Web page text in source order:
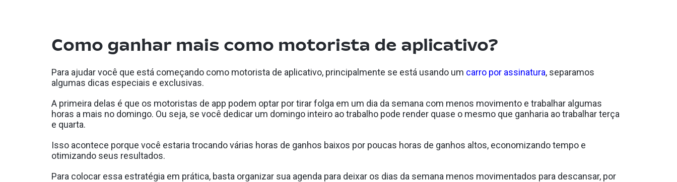
Como ganhar mais como motorista de aplicativo?
Para ajudar você que está começando como motorista de aplicativo, principalmente se está usando um carro por assinatura, separamos
algumas dicas especiais e exclusivas.
A primeira delas é que os motoristas de app podem optar por tirar folga em um dia da semana com menos movimento e trabalhar algumas
horas a mais no domingo. Ou seja, se você dedicar um domingo inteiro ao trabalho pode render quase o mesmo que ganharia ao trabalhar terça
e quarta.
Isso acontece porque você estaria trocando várias horas de ganhos baixos por poucas horas de ganhos altos, economizando tempo e
otimizando seus resultados.
Para colocar essa estratégia em prática, basta organizar sua agenda para deixar os dias da semana menos movimentados para descansar, por